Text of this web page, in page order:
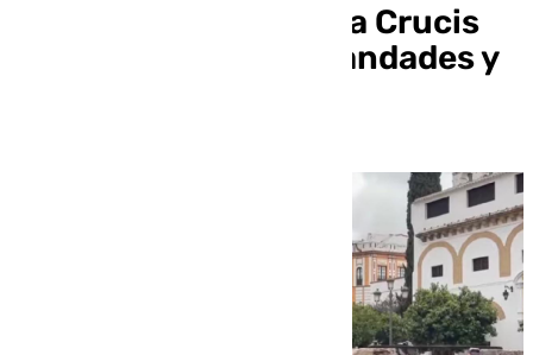
Sigue en directo el Vía Crucis
del Consejo de Hermandades y